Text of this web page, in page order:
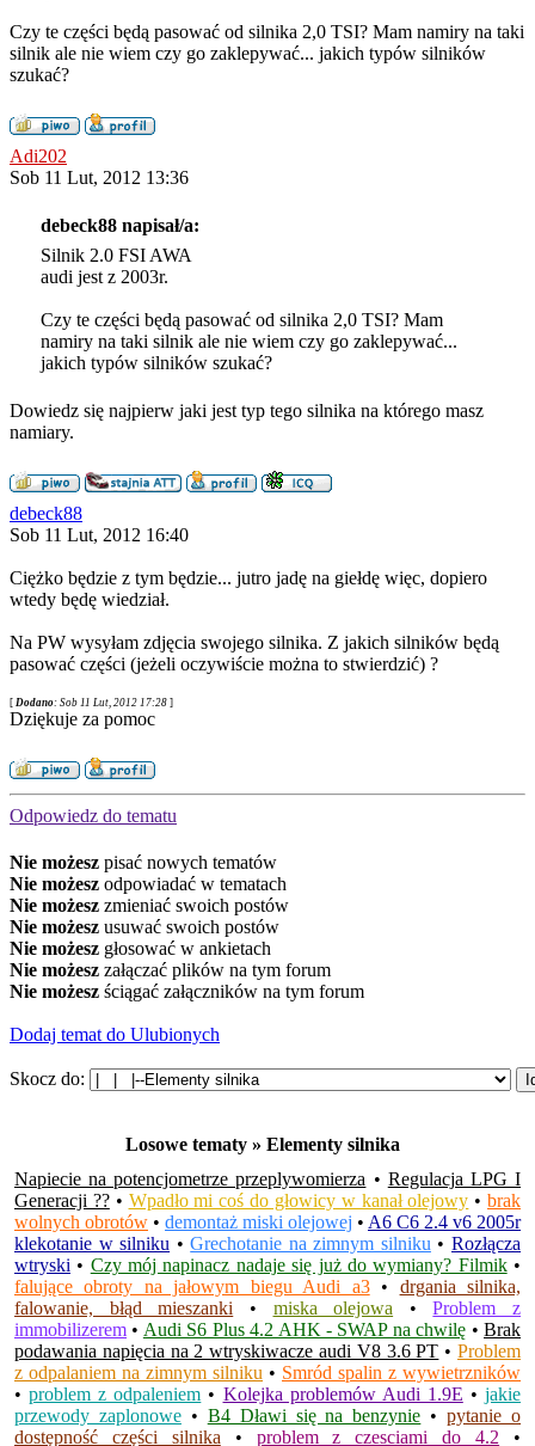
Czy te części będą pasować od silnika 2,0 TSI? Mam namiry na taki
silnik ale nie wiem czy go zaklepywać... jakich typów silników
szukać?
Adi202
Sob 11 Lut, 2012 13:36
debeck88 napisał/a:
Silnik 2.0 FSI AWA
audi jest z 2003r.
Czy te części będą pasować od silnika 2,0 TSI? Mam
namiry na taki silnik ale nie wiem czy go zaklepywać...
jakich typów silników szukać?
Dowiedz się najpierw jaki jest typ tego silnika na którego masz
namiary.
debeck88
Sob 11 Lut, 2012 16:40
Ciężko będzie z tym będzie... jutro jadę na giełdę więc, dopiero
wtedy będę wiedział.
Na PW wysyłam zdjęcia swojego silnika. Z jakich silników będą
pasować części (jeżeli oczywiście można to stwierdzić) ?
[ Dodano: Sob 11 Lut, 2012 17:28 ]
Dziękuje za pomoc
Odpowiedz do tematu
Nie możesz pisać nowych tematów
Nie możesz odpowiadać w tematach
Nie możesz zmieniać swoich postów
Nie możesz usuwać swoich postów
Nie możesz głosować w ankietach
Nie możesz załączać plików na tym forum
Nie możesz ściągać załączników na tym forum
Dodaj temat do Ulubionych
Skocz do:
Losowe tematy » Elementy silnika
Napiecie na potencjometrze przeplywomierza • Regulacja LPG I
Generacji ??• Wpadło mi coś do głowicy w kanał olejowy •brak
wolnych obrotów • demontaż miski olejowej • A6 C6 2.4 v6 2005r
klekotanie w silniku •Grechotanie na zimnym silniku •Rozłącza
wtryski • Czy mój napinacz nadaje się już do wymiany? Filmik•
falujące obroty na jałowym biegu Audi a3• drgania silnika,
falowanie, błąd mieszanki • miska olejowa •Problem z
immobilizerem • Audi S6 Plus 4.2 AHK - SWAP na chwilę •Brak
podawania napięcia na 2 wtryskiwacze audi V8 3.6 PT •Problem
z odpalaniem na zimnym silniku • Smród spalin z wywietrzników
•problem z odpaleniem • Kolejka problemów Audi 1.9E •jakie
przewody zaplonowe• B4 Dławi się na benzynie •pytanie o
dostępność części silnika • problem z czesciami do 4.2 •